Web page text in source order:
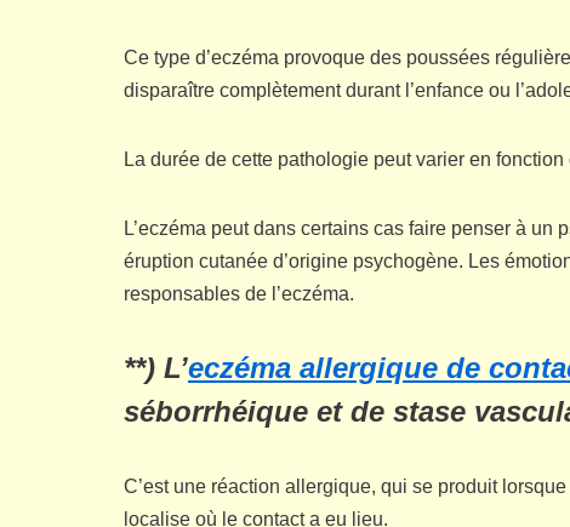
Ce type d’eczéma provoque des poussées
disparaître complètement durant l’enfance ou
La durée de cette pathologie peut varier en
L’eczéma peut dans certains cas faire penser à un
éruption cutanée d’origine psychogène. Les
responsables de l’eczéma.
**) L’eczéma allergique de
séborrhéique et de stase
C’est une réaction allergique, qui se produit
localise où le contact a eu lieu.